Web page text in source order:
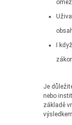
I
Je
nebo
základě